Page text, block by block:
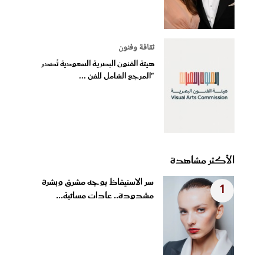
ثقافة وفنون
هيئة الفنون البصرية السعودية تُصدر
"المرجع الشامل للفن ...
الأكثر مشاهدة
1
سر الاستيقاظ بوجه مشرق وبشرة
مشدودة.. عادات مسائية...